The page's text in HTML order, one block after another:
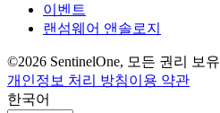
이벤트
랜섬웨어 앤솔로지
©2026 SentinelOne, 모든 권리 보유
개인정보 처리 방침이용 약관
한국어